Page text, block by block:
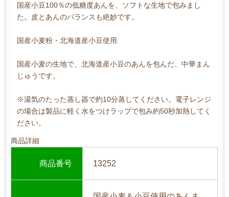
国産小豆100％の低糖度あんを、ソフトな生地で包みまし
た。皮とあんのバランスも絶妙です。
国産小麦粉・北海道産小豆使用.
国産小麦の生地で、北海道産小豆のあんを包んだ、中華まん
じゅうです。
※湯気のたった蒸し器で約10分蒸してください。電子レンジ
の場合は製品に軽く水をつけラップで包み約50秒加熱してく
ださい。
商品詳細
商品番号 13252